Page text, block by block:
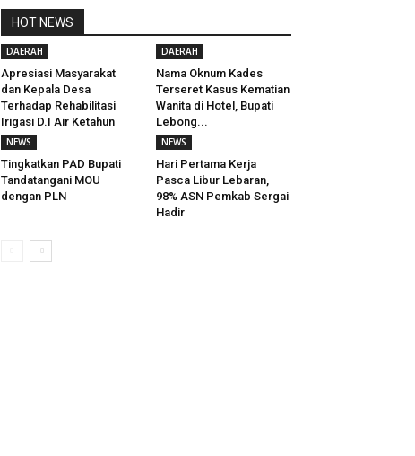
HOT NEWS
DAERAH
Apresiasi Masyarakat
dan Kepala Desa
Terhadap Rehabilitasi
Irigasi D.I Air Ketahun
DAERAH
Nama Oknum Kades
Terseret Kasus Kematian
Wanita di Hotel, Bupati
Lebong...
NEWS
Tingkatkan PAD Bupati
Tandatangani MOU
dengan PLN
NEWS
Hari Pertama Kerja
Pasca Libur Lebaran,
98% ASN Pemkab Sergai
Hadir